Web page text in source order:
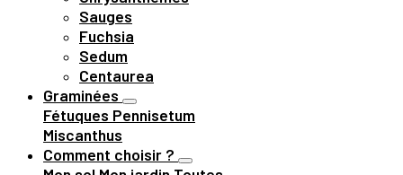
Sauges
Fuchsia
Sedum
Centaurea
Graminées
Fétuques Pennisetum
Miscanthus
Comment choisir ?